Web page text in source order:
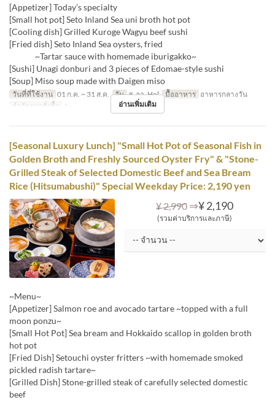
[Appetizer] Today’s specialty
[Small hot pot] Seto Inland Sea uni broth hot pot
[Cooling dish] Grilled Kuroge Wagyu beef sushi
[Fried dish] Seto Inland Sea oysters, fried
~Tartar sauce with homemade iburigakko~
[Sushi] Unagi donburi and 3 pieces of Edomae-style sushi
[Soup] Miso soup made with Daigen miso
วันที่ที่ใช้งาน 01 ก.ค. ~ 31 ส.ค. วัน ส, อา, Hol มื้ออาหาร อาหารกลางวัน
จำกัดการสั่งซื้อ
1 ~ อ่านเพิ่มเติม
[Seasonal Luxury Lunch] "Small Hot Pot of Seasonal Fish in
Golden Broth and Freshly Sourced Oyster Fry" & "Stone-
Grilled Steak of Selected Domestic Beef and Sea Bream
Rice (Hitsumabushi)" Special Weekday Price: 2,190 yen
¥ 2,990 ⇒¥ 2,190
(รวมค่าบริการและภาษี)
~Menu~
[Appetizer] Salmon roe and avocado tartare ~topped with a full
moon ponzu~
[Small Hot Pot] Sea bream and Hokkaido scallop in golden broth
hot pot
[Fried Dish] Setouchi oyster fritters ~with homemade smoked
pickled radish tartare~
[Grilled Dish] Stone-grilled steak of carefully selected domestic
beef